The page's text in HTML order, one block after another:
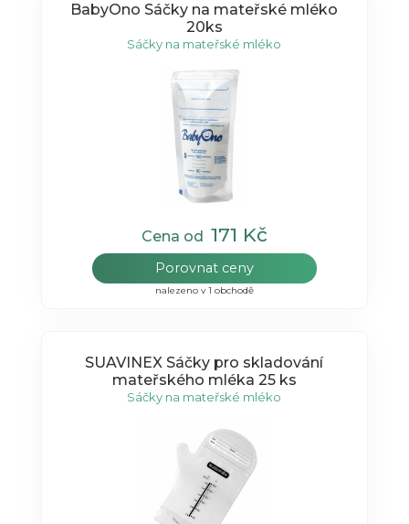
BabyOno Sáčky na mateřské mléko
20ks
Sáčky na mateřské mléko
Cena od 171 Kč
Porovnat ceny
nalezeno v 1 obchodě
SUAVINEX Sáčky pro skladování
mateřského mléka 25 ks
Sáčky na mateřské mléko